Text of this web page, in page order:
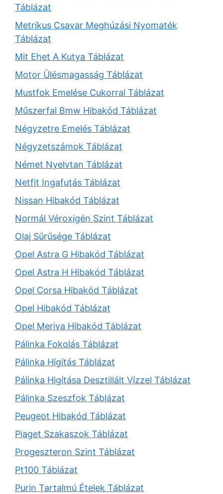
Táblázat
Metrikus Csavar Meghúzási Nyomaték
Táblázat
Mit Ehet A Kutya Táblázat
Motor Ülésmagasság Táblázat
Mustfok Emelése Cukorral Táblázat
Műszerfal Bmw Hibakód Táblázat
Négyzetre Emelés Táblázat
Négyzetszámok Táblázat
Német Nyelvtan Táblázat
Netfit Ingafutás Táblázat
Nissan Hibakód Táblázat
Normál Véroxigén Szint Táblázat
Olaj Sűrűsége Táblázat
Opel Astra G Hibakód Táblázat
Opel Astra H Hibakód Táblázat
Opel Corsa Hibakód Táblázat
Opel Hibakód Táblázat
Opel Meriva Hibakód Táblázat
Pálinka Fokolás Táblázat
Pálinka Hígítás Táblázat
Pálinka Higítása Desztillált Vízzel Táblázat
Pálinka Szeszfok Táblázat
Peugeot Hibakód Táblázat
Piaget Szakaszok Táblázat
Progeszteron Szint Táblázat
Pt100 Táblázat
Purin Tartalmú Ételek Táblázat